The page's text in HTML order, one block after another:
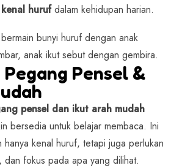
hurufdalam kehidupan harian.
Pensel &
pensel dan ikut arah mudah
bersedia untuk belajar membaca. Ini
hanya kenal huruf, tetapi juga perlukan
, dan fokus pada apa yang dilihat.